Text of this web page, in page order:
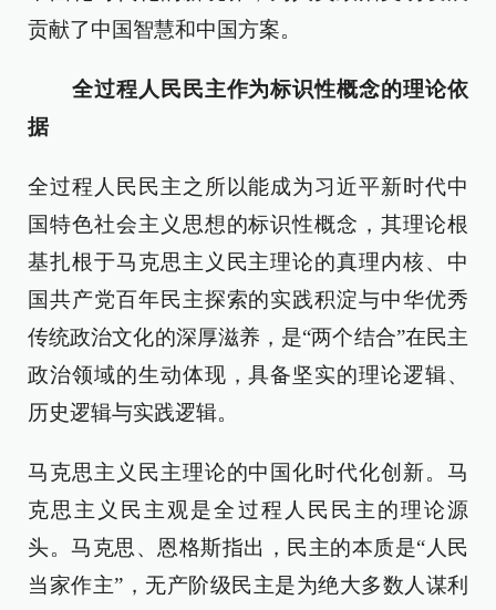
贡献了中国智慧和中国方案。
全过程人民民主作为标识性概念的理论依
据
全过程人民民主之所以能成为习近平新时代中
国特色社会主义思想的标识性概念，其理论根
基扎根于马克思主义民主理论的真理内核、中
国共产党百年民主探索的实践积淀与中华优秀
传统政治文化的深厚滋养，是“两个结合”在民主
政治领域的生动体现，具备坚实的理论逻辑、
历史逻辑与实践逻辑。
马克思主义民主理论的中国化时代化创新。马
克思主义民主观是全过程人民民主的理论源
头。马克思、恩格斯指出，民主的本质是“人民
当家作主”，无产阶级民主是为绝大多数人谋利